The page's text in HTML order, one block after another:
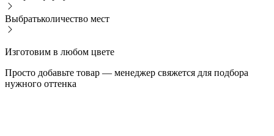
Выбратьколичество мест
Изготовим в любом цвете
Просто добавьте товар — менеджер свяжется для подбора
нужного оттенка